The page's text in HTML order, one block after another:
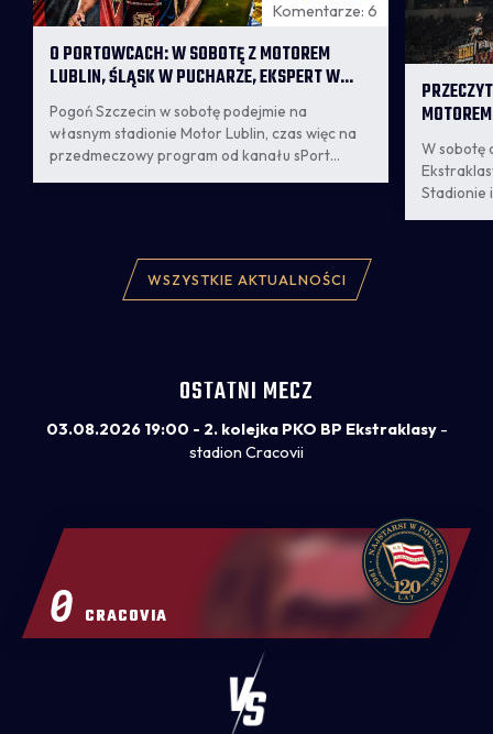
Komentarze: 6
O PORTOWCACH: W SOBOTĘ Z MOTOREM
LUBLIN, ŚLĄSK W PUCHARZE, EKSPERT W
TOP 10 FANTASY EKSTRAKLASY [WIDEO]
Pogoń Szczecin w sobotę podejmie na
własnym stadionie Motor Lublin, czas więc na
przedmeczowy program od kanału sPort
MOTOREM
W sobotę
Stadionie
WSZYSTKIE AKTUALNOŚCI
OSTATNI MECZ
03.08.2026 19:00 - 2. kolejka PKO BP Ekstraklasy-
stadion Cracovii
0 CRACOVIA